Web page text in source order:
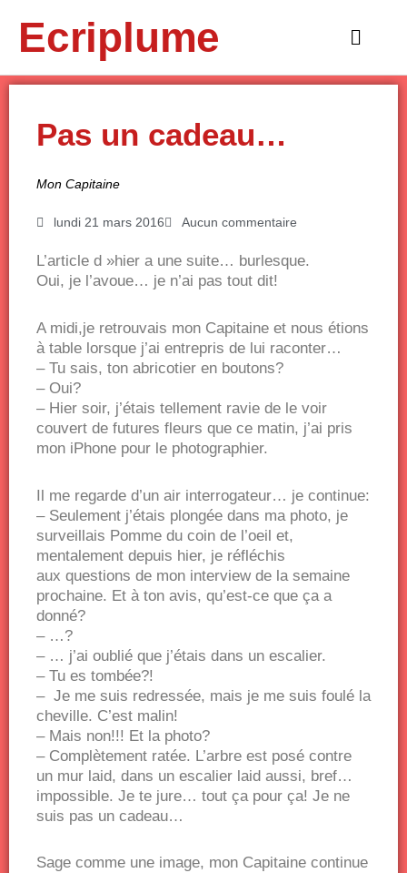
contenuEcriplume
Main
Pas un cadeau…
Mon Capitaine
lundi 21 mars 2016 Aucun commentaire
L’article d »hier a une suite… burlesque.
Oui, je l’avoue… je n’ai pas tout dit!
A midi,je retrouvais mon Capitaine et nous étions
à table lorsque j’ai entrepris de lui raconter…
– Tu sais, ton abricotier en boutons?
– Oui?
– Hier soir, j’étais tellement ravie de le voir
couvert de futures fleurs que ce matin, j’ai pris
mon iPhone pour le photographier.
Il me regarde d’un air interrogateur… je continue:
– Seulement j’étais plongée dans ma photo, je
surveillais Pomme du coin de l’oeil et,
mentalement depuis hier, je réfléchis
aux questions de mon interview de la semaine
prochaine. Et à ton avis, qu’est-ce que ça a
donné?
– …?
– … j’ai oublié que j’étais dans un escalier.
– Tu es tombée?!
– Je me suis redressée, mais je me suis foulé la
cheville. C’est malin!
– Mais non!!! Et la photo?
– Complètement ratée. L’arbre est posé contre
un mur laid, dans un escalier laid aussi, bref…
impossible. Je te jure… tout ça pour ça! Je ne
suis pas un cadeau…
Sage comme une image, mon Capitaine continue